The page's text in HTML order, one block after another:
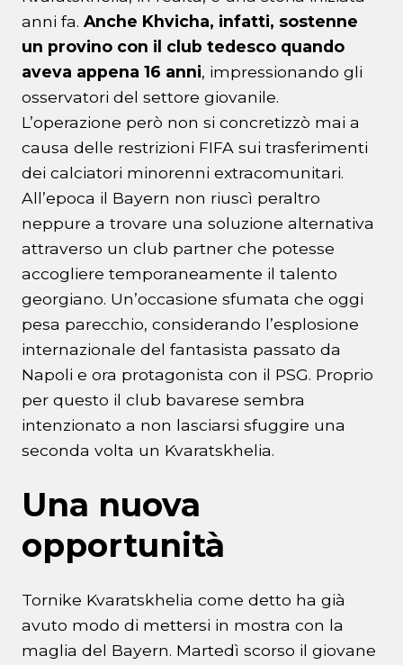
anni fa. Anche Khvicha, infatti, sostenne
un provino con il club tedesco quando
aveva appena 16 anni, impressionando gli
osservatori del settore giovanile.
L’operazione però non si concretizzò mai a
causa delle restrizioni FIFA sui trasferimenti
dei calciatori minorenni extracomunitari.
All’epoca il Bayern non riuscì peraltro
neppure a trovare una soluzione alternativa
attraverso un club partner che potesse
accogliere temporaneamente il talento
georgiano. Un’occasione sfumata che oggi
pesa parecchio, considerando l’esplosione
internazionale del fantasista passato da
Napoli e ora protagonista con il PSG. Proprio
per questo il club bavarese sembra
intenzionato a non lasciarsi sfuggire una
seconda volta un Kvaratskhelia.
Una nuova
opportunità
Tornike Kvaratskhelia come detto ha già
avuto modo di mettersi in mostra con la
maglia del Bayern. Martedì scorso il giovane